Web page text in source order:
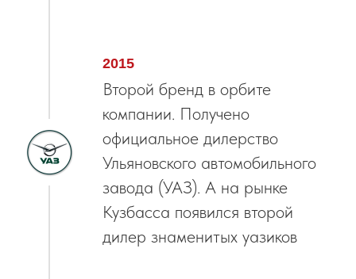
2015
Второй бренд в орбите
компании. Получено
официальное дилерство
Ульяновского автомобильного
завода (УАЗ). А на рынке
Кузбасса появился второй
дилер знаменитых уазиков